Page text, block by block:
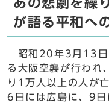
あの悲劇を繰
が語る平和へ
昭和20年3月13日
る大阪空襲が行われ
り1万人以上の人が
6日には広島に、9日